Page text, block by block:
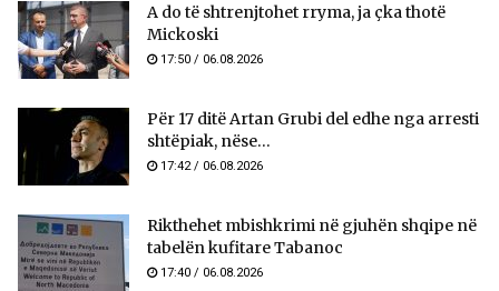
A do të shtrenjtohet rryma, ja çka thotë
Mickoski
17:50 / 06.08.2026
Për 17 ditë Artan Grubi del edhe nga arresti
shtëpiak, nëse...
17:42 / 06.08.2026
Rikthehet mbishkrimi në gjuhën shqipe në
tabelën kufitare Tabanoc
17:40 / 06.08.2026